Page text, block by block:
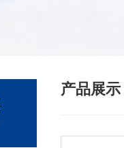
产品展示